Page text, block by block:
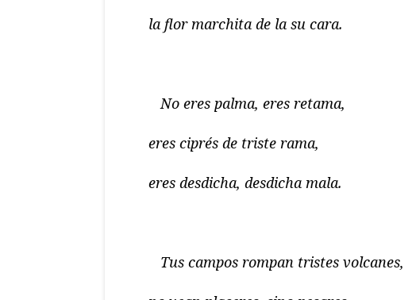
la flor marchita de la su cara.
No eres palma, eres retama,
eres ciprés de triste rama,
eres desdicha, desdicha mala.
Tus campos rompan tristes volcanes,